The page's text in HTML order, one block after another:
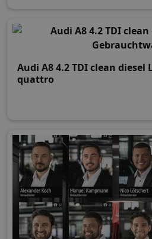
Audi A8 4.2 TDI clean diesel
quattro